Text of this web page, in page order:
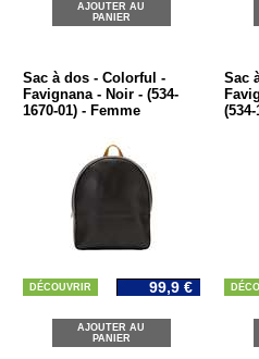
AJOUTER AU
PANIER
Sac à dos - Colorful -
Favignana - Noir - (534-
1670-01) - Femme
DÉCOUVRIR 99,9 €
AJOUTER AU
PANIER
Sac